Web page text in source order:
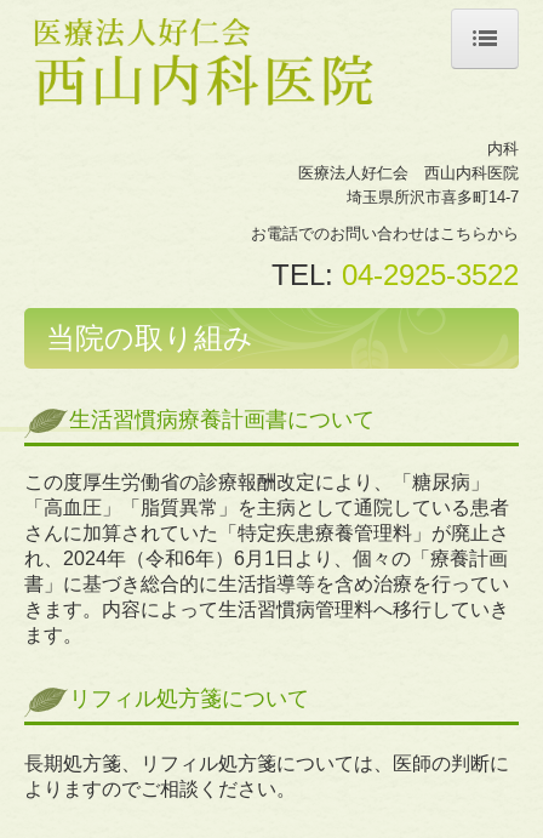
ホーム
内科
施設・設備紹介
アクセス
個人情報保護方針
当院の取り組み
内科
医療法人好仁会 西山内科医院
埼玉県所沢市喜多町14-7
お電話でのお問い合わせはこちらから
TEL: 04-2925-3522
当院の取り組み
生活習慣病療養計画書について
この度厚生労働省の診療報酬改定により、「糖尿病」
「高血圧」「脂質異常」を主病として通院している患者
さんに加算されていた「特定疾患療養管理料」が廃止さ
れ、2024年（令和6年）6月1日より、個々の「療養計画
書」に基づき総合的に生活指導等を含め治療を行ってい
きます。内容によって生活習慣病管理料へ移行していき
ます。
リフィル処方箋について
長期処方箋、リフィル処方箋については、医師の判断に
よりますのでご相談ください。